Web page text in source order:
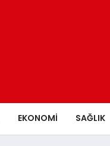
EKONOMI SAĞLIK